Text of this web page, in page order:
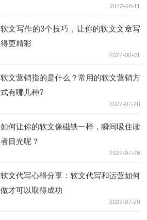
2022-08-11
软文写作的3个技巧，让你的软文文章写
得更精彩
2022-08-01
软文营销指的是什么？常用的软文营销方
式有哪几种?
2022-07-28
如何让你的软文像磁铁一样，瞬间吸住读
者目光呢？
2022-07-26
软文代写心得分享：软文代写和运营如何
做才可以取得成功
2022-07-20